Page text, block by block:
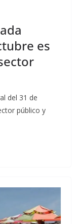
es
del 31 de
público y